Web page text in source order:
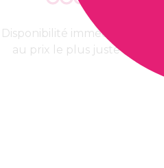
Disponibilité immédiate,
au prix le plus juste